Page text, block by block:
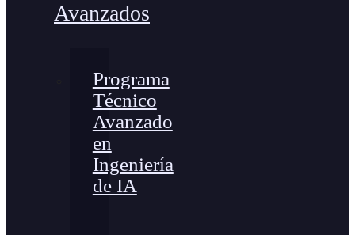
Avanzados
Programa
Técnico
Avanzado
en
Ingeniería
de IA